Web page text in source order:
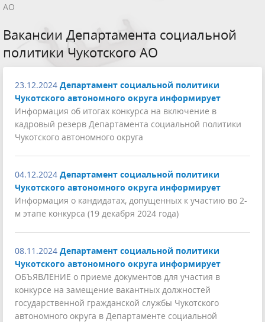
АО
Вакансии Департамента социальной
политики Чукотского АО
23.12.2024 Департамент социальной политики
Чукотского автономного округа информирует
Информация об итогах конкурса на включение в
кадровый резерв Департамента социальной политики
Чукотского автономного округа
04.12.2024 Департамент социальной политики
Чукотского автономного округа информирует
Информация о кандидатах, допущенных к участию во 2-
м этапе конкурса (19 декабря 2024 года)
08.11.2024 Департамент социальной политики
Чукотского автономного округа информирует
ОБЪЯВЛЕНИЕ о приеме документов для участия в
конкурсе на замещение вакантных должностей
государственной гражданской службы Чукотского
автономного округа в Департаменте социальной